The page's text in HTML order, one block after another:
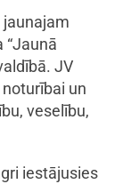
“Jaunā
JV
un
veselību,
iestājusies